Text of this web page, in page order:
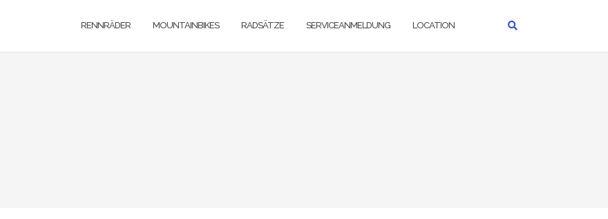
RENNRÄDER MOUNTAINBIKES RADSÄTZE SERVICEANMELDUNG LOCATION